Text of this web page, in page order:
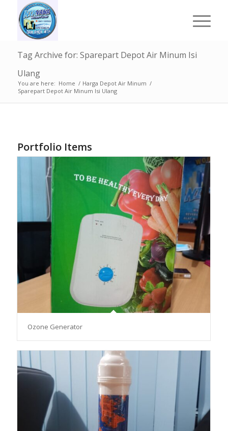
Tag Archive for: Sparepart Depot Air Minum Isi
Ulang
You are here: Home / Harga Depot Air Minum /
Sparepart Depot Air Minum Isi Ulang
Portfolio Items
Ozone Generator